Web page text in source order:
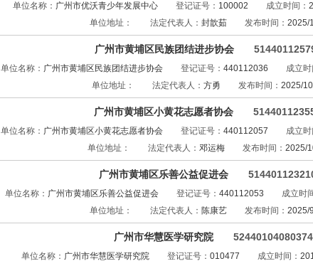
单位名称： 广州市优沃青少年发展中心 登记证号： 100002 成立时间：
单位地址：
法定代表人： 封歆茹 发布时间： 2025/
广州市黄埔区民族团结进步协会
单位名称： 广州市黄埔区民族团结进步协会 登记证号： 440112036 成立时
单位地址：
法定代表人： 方勇 发布时间： 2025/
广州市黄埔区小黄花志愿者协会
单位名称： 广州市黄埔区小黄花志愿者协会 登记证号： 440112057 成立时
单位地址：
法定代表人： 邓运梅 发布时间： 2025/
广州市黄埔区乐善公益促进会
单位名称： 广州市黄埔区乐善公益促进会 登记证号： 440112053 成立时
单位地址：
法定代表人： 陈康艺 发布时间： 2025/
广州市华慧医学研究院
单位名称： 广州市华慧医学研究院 登记证号： 010477 成立时间：